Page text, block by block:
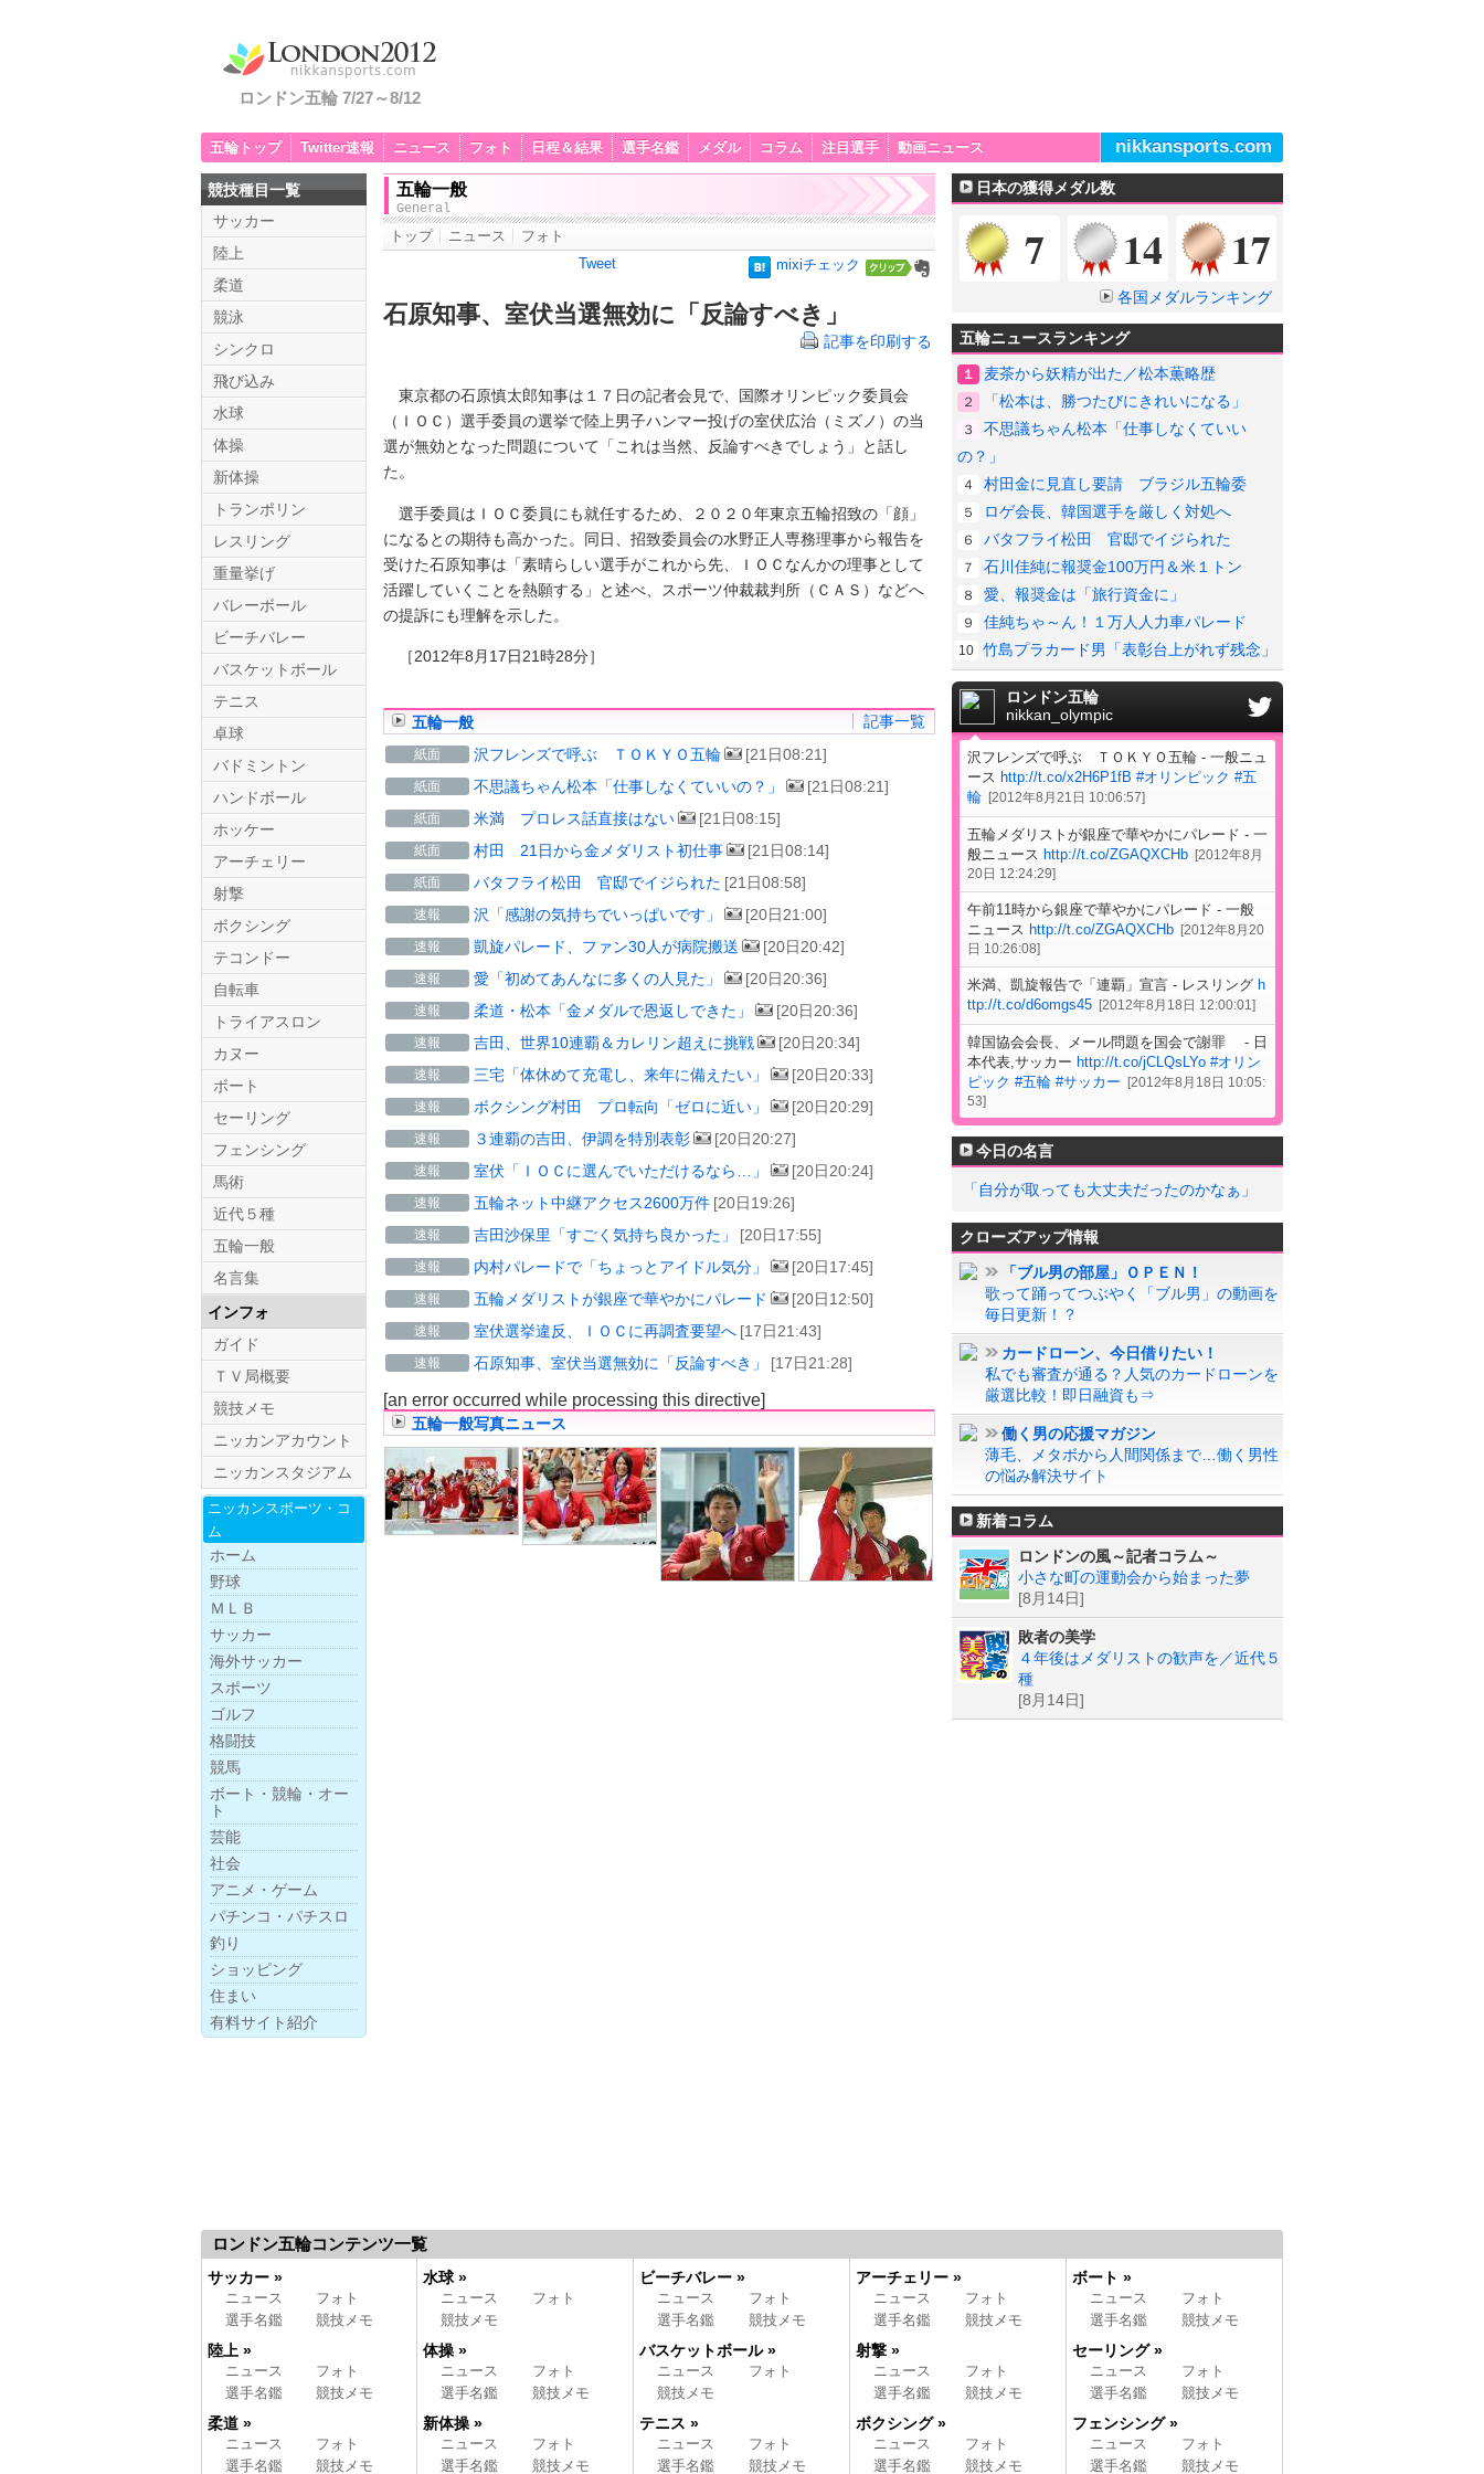
ロンドン五輪 7/27～8/12
五輪トップ Twitter速報 ニュース フォト 日程＆結果 選手名鑑 メダル コラム 注目選手 動画ニュース nikkansports.com
五輪一般
General
トップ ニュース
フォト
Tweet
mixiチェック
石原知事、室伏当選無効に「反論すべき」
記事を印刷する
東京都の石原慎太郎知事は１７日の記者会見で、国際オリンピック委員会
（ＩＯＣ）選手委員の選挙で陸上男子ハンマー投げの室伏広治（ミズノ）の当
選が無効となった問題について「これは当然、反論すべきでしょう」と話し
た。
選手委員はＩＯＣ委員にも就任するため、２０２０年東京五輪招致の「顔」
になるとの期待も高かった。同日、招致委員会の水野正人専務理事から報告を
受けた石原知事は「素晴らしい選手がこれから先、ＩＯＣなんかの理事として
活躍していくことを熱願する」と述べ、スポーツ仲裁裁判所（ＣＡＳ）などへ
の提訴にも理解を示した。
［2012年8月17日21時28分］
五輪一般 記事一覧
紙面 沢フレンズで呼ぶ ＴＯＫＹＯ五輪 [21日08:21]
紙面 不思議ちゃん松本「仕事しなくていいの？」 [21日08:21]
紙面 米満 プロレス話直接はない [21日08:15]
紙面 村田 21日から金メダリスト初仕事 [21日08:14]
紙面 バタフライ松田 官邸でイジられた [21日08:58]
速報 沢「感謝の気持ちでいっぱいです」 [20日21:00]
速報 凱旋パレード、ファン30人が病院搬送 [20日20:42]
速報 愛「初めてあんなに多くの人見た」 [20日20:36]
速報 柔道・松本「金メダルで恩返しできた」 [20日20:36]
速報 吉田、世界10連覇＆カレリン超えに挑戦 [20日20:34]
速報 三宅「体休めて充電し、来年に備えたい」 [20日20:33]
速報 ボクシング村田 プロ転向「ゼロに近い」 [20日20:29]
速報 ３連覇の吉田、伊調を特別表彰 [20日20:27]
速報 室伏「ＩＯＣに選んでいただけるなら…」 [20日20:24]
速報 五輪ネット中継アクセス2600万件 [20日19:26]
速報 吉田沙保里「すごく気持ち良かった」 [20日17:55]
速報 内村パレードで「ちょっとアイドル気分」 [20日17:45]
速報 五輪メダリストが銀座で華やかにパレード [20日12:50]
速報 室伏選挙違反、ＩＯＣに再調査要望へ [17日21:43]
速報 石原知事、室伏当選無効に「反論すべき」 [17日21:28]
[an error occurred while processing this directive]
五輪一般写真ニュース
競技種目一覧
サッカー
陸上
柔道
競泳
シンクロ
飛び込み
水球
体操
新体操
トランポリン
レスリング
重量挙げ
バレーボール
ビーチバレー
バスケットボール
テニス
卓球
バドミントン
ハンドボール
ホッケー
アーチェリー
射撃
ボクシング
テコンドー
自転車
トライアスロン
カヌー
ボート
セーリング
フェンシング
馬術
近代５種
五輪一般
名言集
インフォ
ガイド
ＴＶ局概要
競技メモ
ニッカンアカウント
ニッカンスタジアム
ニッカンスポーツ・ コ
ム
ホーム
野球
ＭＬＢ
サッカー
海外サッカー
スポーツ
ゴルフ
格闘技
競馬
ボー ト・ 競輪・ オー
ト
芸能
社会
アニメ・ゲーム
パチンコ・パチスロ
釣り
ショッピング
住まい
有料サイト紹介
日本の獲得メダル数
金メダル
7 銀メダル
14 17
各国メダルランキング
五輪ニュースランキング
１ 麦茶から妖精が出た／松本薫略歴
２ 「松本は、勝つたびにきれいになる」
３
不思議ちゃん松本「仕事しなくていい
の？」
４ 村田金に見直し要請 ブラジル五輪委
５ ロゲ会長、韓国選手を厳しく対処へ
６ バタフライ松田 官邸でイジられた
７ 石川佳純に報奨金100万円＆米１トン
８ 愛、報奨金は「旅行資金に」
９ 佳純ちゃ～ん！１万人人力車パレード
10 竹島プラカード男「表彰台上がれず残念」
Twitter.com
ロンドン五輪
nikkan_olympic
沢フレンズで呼ぶ ＴＯＫＹＯ五輪 - 一般ニュ
ース http://t.co/x2H6P1fB #オリンピック #五
輪 [2012年8月21日 10:06:57]
五輪メダリストが銀座で華やかにパレード - 一
般ニュース http://t.co/ZGAQXCHb [2012年8月
20日 12:24:29]
午前11時から銀座で華やかにパレード - 一般
ニュース http://t.co/ZGAQXCHb [2012年8月20
日 10:26:08]
米満、凱旋報告で「連覇」宣言 - レスリング h
ttp://t.co/d6omgs45 [2012年8月18日 12:00:01 ]
韓国協会会長、メール問題を国会で謝罪 - 日
本代表,サッカー http://t.co/jCLQsLYo #オリン
ピック #五輪 #サッカー [2012年8月18日 10:05:
53]
今日の名言
「自分が取っても大丈夫だったのかなぁ」
クローズアップ情報
「ブル男の部屋」ＯＰＥＮ！
歌って踊ってつぶやく「ブル男」の動画を
毎日更新！？
カードローン、今日借りたい！
私でも審査が通る？人気のカードローンを
厳選比較！即日融資も⇒
働く男の応援マガジン
薄毛、メタボから人間関係まで…働く男性
の悩み解決サイト
新着コラム
ロンドンの風～記者コラム～
小さな町の運動会から始まった夢
[8月14日]
敗者の美学
４年後はメダリストの歓声を／近代５
種
[8月14日]
ロンドン五輪コンテンツ一覧
サッカー »
ニュース
フォト
選手名鑑
競技メモ
陸上 »
ニュース
フォト
選手名鑑
競技メモ
柔道 »
ニュース
フォト
選手名鑑
競技メモ
水球 »
ニュース
フォト
競技メモ
体操 »
ニュース
フォト
選手名鑑
競技メモ
新体操 »
ニュース
フォト
選手名鑑
競技メモ
ビーチバレー »
ニュース
フォト
選手名鑑
競技メモ
バスケットボール »
ニュース
フォト
競技メモ
テニス »
ニュース
フォト
選手名鑑
競技メモ
アーチェリー »
ニュース
フォト
選手名鑑
競技メモ
射撃 »
ニュース
フォト
選手名鑑
競技メモ
ボクシング »
ニュース
フォト
選手名鑑
競技メモ
ボート »
ニュース
フォト
選手名鑑
競技メモ
セーリング »
ニュース
フォト
選手名鑑
競技メモ
フェンシング »
ニュース
フォト
選手名鑑
競技メモ